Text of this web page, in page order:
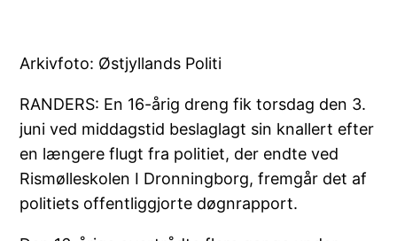
Arkivfoto: Østjyllands Politi
RANDERS: En 16-årig dreng fik torsdag den 3.
juni ved middagstid beslaglagt sin knallert efter
en længere flugt fra politiet, der endte ved
Rismølleskolen I Dronningborg, fremgår det af
politiets offentliggjorte døgnrapport.